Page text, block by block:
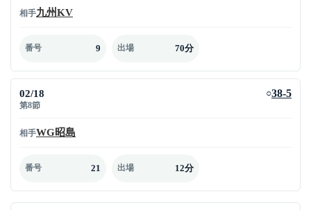
相手九州KV
番号 9 出場 70分
02/18
第8節
○38-5
相手WG昭島
番号 21 出場 12分